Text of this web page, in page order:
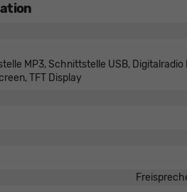
MP3, Schnittstelle USB, Digitalradio
TFT Display